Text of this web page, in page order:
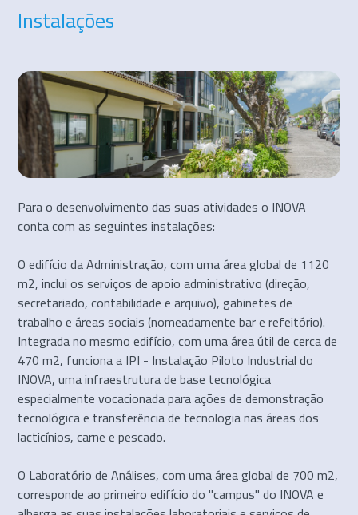
Instalações
Para o desenvolvimento das suas atividades o INOVA
conta com as seguintes instalações:
O edifício da Administração, com uma área global de 1120
m2, inclui os serviços de apoio administrativo (direção,
secretariado, contabilidade e arquivo), gabinetes de
trabalho e áreas sociais (nomeadamente bar e refeitório).
Integrada no mesmo edifício, com uma área útil de cerca de
470 m2, funciona a IPI - Instalação Piloto Industrial do
INOVA, uma infraestrutura de base tecnológica
especialmente vocacionada para ações de demonstração
tecnológica e transferência de tecnologia nas áreas dos
lacticínios, carne e pescado.
O Laboratório de Análises, com uma área global de 700 m2,
corresponde ao primeiro edifício do "campus" do INOVA e